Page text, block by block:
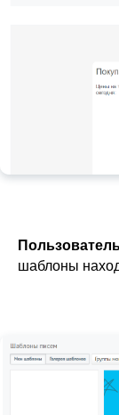
шаблоны